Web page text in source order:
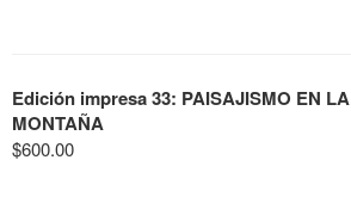
Edición impresa 33: PAISAJISMO EN LA
MONTAÑA
$600.00